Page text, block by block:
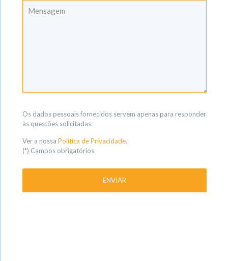
Os dados pessoais fornecidos servem apenas para responder
às questões solicitadas.
Ver a nossa Política de Privacidade.
(*) Campos obrigatórios